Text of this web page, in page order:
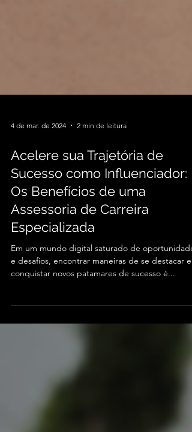
4 de mar. de 2024 2 min de leitura
Acelere sua Trajetória de
Sucesso como Influenciador:
Os Benefícios de uma
Assessoria de Carreira
Especializada
Em um mundo digital saturado de